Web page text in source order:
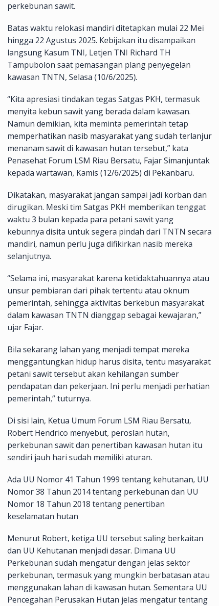
perkebunan sawit.
Batas waktu relokasi mandiri ditetapkan mulai 22 Mei
hingga 22 Agustus 2025. Kebijakan itu disampaikan
langsung Kasum TNI, Letjen TNI Richard TH
Tampubolon saat pemasangan plang penyegelan
kawasan TNTN, Selasa (10/6/2025).
“Kita apresiasi tindakan tegas Satgas PKH, termasuk
menyita kebun sawit yang berada dalam kawasan.
Namun demikian, kita meminta pemerintah tetap
memperhatikan nasib masyarakat yang sudah terlanjur
menanam sawit di kawasan hutan tersebut,” kata
Penasehat Forum LSM Riau Bersatu, Fajar Simanjuntak
kepada wartawan, Kamis (12/6/2025) di Pekanbaru.
Dikatakan, masyarakat jangan sampai jadi korban dan
dirugikan. Meski tim Satgas PKH memberikan tenggat
waktu 3 bulan kepada para petani sawit yang
kebunnya disita untuk segera pindah dari TNTN secara
mandiri, namun perlu juga difikirkan nasib mereka
selanjutnya.
“Selama ini, masyarakat karena ketidaktahuannya atau
unsur pembiaran dari pihak tertentu atau oknum
pemerintah, sehingga aktivitas berkebun masyarakat
dalam kawasan TNTN dianggap sebagai kewajaran,”
ujar Fajar.
Bila sekarang lahan yang menjadi tempat mereka
menggantungkan hidup harus disita, tentu masyarakat
petani sawit tersebut akan kehilangan sumber
pendapatan dan pekerjaan. Ini perlu menjadi perhatian
pemerintah,” tuturnya.
Di sisi lain, Ketua Umum Forum LSM Riau Bersatu,
Robert Hendrico menyebut, peroslan hutan,
perkebunan sawit dan penertiban kawasan hutan itu
sendiri jauh hari sudah memiliki aturan.
Ada UU Nomor 41 Tahun 1999 tentang kehutanan, UU
Nomor 38 Tahun 2014 tentang perkebunan dan UU
Nomor 18 Tahun 2018 tentang penertiban
keselamatan hutan
Menurut Robert, ketiga UU tersebut saling berkaitan
dan UU Kehutanan menjadi dasar. Dimana UU
Perkebunan sudah mengatur dengan jelas sektor
perkebunan, termasuk yang mungkin berbatasan atau
menggunakan lahan di kawasan hutan. Sementara UU
Pencegahan Perusakan Hutan jelas mengatur tentang